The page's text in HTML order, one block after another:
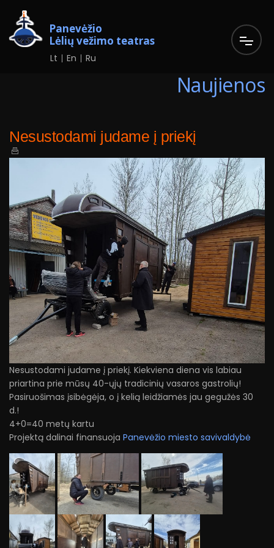
Panevėžio
Lėlių vežimo teatras
Lt En Ru
Naujienos
Nesustodami judame į priekį
Nesustodami judame į priekį. Kiekviena diena vis labiau
priartina prie mūsų 40-ųjų tradicinių vasaros gastrolių!
Pasiruošimas įsibėgėja, o į kelią leidžiamės jau gegužės 30
d.!
4+0=40 metų kartu
Projektą dalinai finansuoja Panevėžio miesto savivaldybė